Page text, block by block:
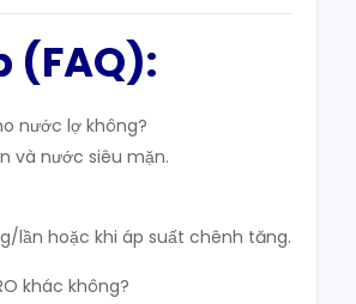
(FAQ):
nước lợ không?
và nước siêu mặn.
lần hoặc khi áp suất chênh tăng.
khác không?